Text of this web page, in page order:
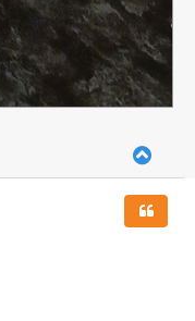
у